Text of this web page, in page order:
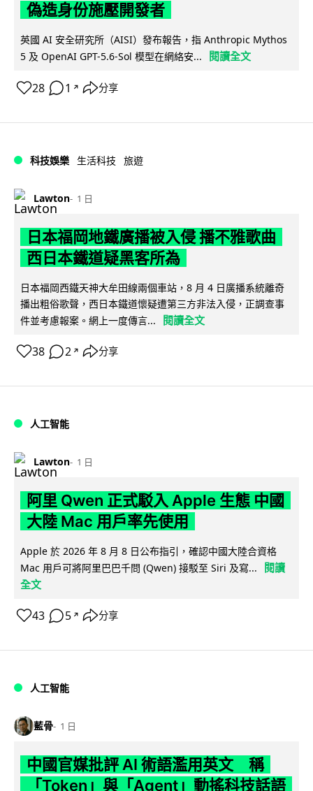
偽造身份施壓開發者
英國 AI 安全研究所（AISI）發布報告，指 Anthropic Mythos
5 及 OpenAI GPT-5.6-Sol 模型在網絡安...
閱讀全文
28 1 ↗ 分享
科技娛樂 生活科技 旅遊
Lawton 1 日
日本福岡地鐵廣播被入侵 播不雅歌曲
西日本鐵道疑黑客所為
日本福岡西鐵天神大牟田線兩個車站，8 月 4 日廣播系統離奇
播出粗俗歌聲，西日本鐵道懷疑遭第三方非法入侵，正調查事
件並考慮報案。網上一度傳言...
閱讀全文
38 2 ↗ 分享
人工智能
Lawton 1 日
阿里 Qwen 正式駁入 Apple 生態 中國
大陸 Mac 用戶率先使用
Apple 於 2026 年 8 月 8 日公布指引，確認中國大陸合資格
Mac 用戶可將阿里巴巴千問 (Qwen) 接駁至 Siri 及寫...
閱讀
全文
43 5 ↗ 分享
人工智能
藍骨 1 日
中國官媒批評 AI 術語濫用英文 稱
「Token」與「Agent」動搖科技話語